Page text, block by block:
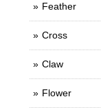
Feather
Cross
Claw
Flower